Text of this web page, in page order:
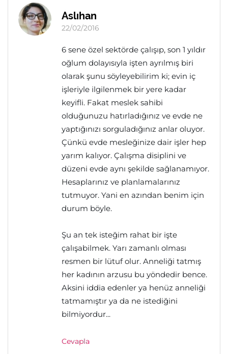
Aslıhan
22/02/2016
6 sene özel sektörde çalışıp, son 1 yıldır
oğlum dolayısıyla işten ayrılmış biri
olarak şunu söyleyebilirim ki; evin iç
işleriyle ilgilenmek bir yere kadar
keyifli. Fakat meslek sahibi
olduğunuzu hatırladığınız ve evde ne
yaptığınızı sorguladığınız anlar oluyor.
Çünkü evde mesleğinize dair işler hep
yarım kalıyor. Çalışma disiplini ve
düzeni evde aynı şekilde sağlanamıyor.
Hesaplarınız ve planlamalarınız
tutmuyor. Yani en azından benim için
durum böyle.
Şu an tek isteğim rahat bir işte
çalışabilmek. Yarı zamanlı olması
resmen bir lütuf olur. Anneliği tatmış
her kadının arzusu bu yöndedir bence.
Aksini iddia edenler ya henüz anneliği
tatmamıştır ya da ne istediğini
bilmiyordur...
Cevapla